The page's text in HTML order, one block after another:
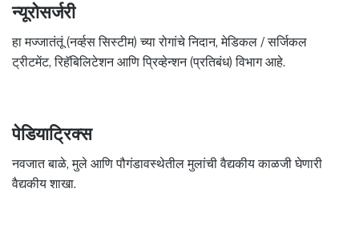
न्यूरोसर्जरी
हा मज्जातंतूं (नर्व्हस सिस्टीम) च्या रोगांचे निदान, मेडिकल / सर्जिकल
ट्रीटमेंट, रिहॅबिलिटेशन आणि प्रिव्हेन्शन (प्रतिबंध) विभाग आहे.
पेडियाट्रिक्स
नवजात बाळे, मुले आणि पौगंडावस्थेतील मुलांची वैद्यकीय काळजी घेणारी
वैद्यकीय शाखा.